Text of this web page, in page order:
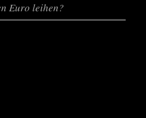
Euro leihen?